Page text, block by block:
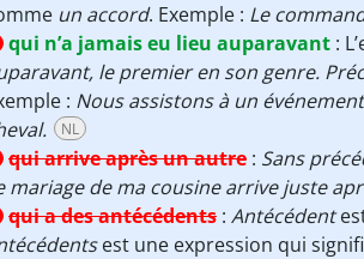
un accord. Exemple : Le
qui n’a jamais eu lieu auparavant :
le premier en son genre.
: Nous assistons à un
. NL
qui arrive après un autre : Sans
mariage de ma cousine arrive juste
qui a des antécédents : Antécédent
est une expression qui